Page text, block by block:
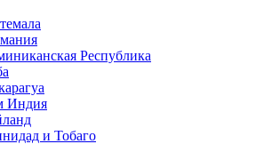
Республика
Индия
и Тобаго